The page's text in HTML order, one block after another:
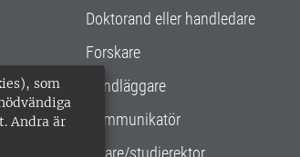
som
Andra är
Doktorand eller handledare
Forskare
Handläggare
Kommunikatör
Lärare/studierektor